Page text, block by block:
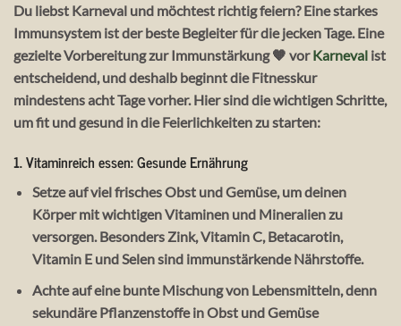
Du liebst Karneval und möchtest richtig feiern? Eine starkes
Immunsystem ist der beste Begleiter für die jecken Tage. Eine
gezielte Vorbereitung zur Immunstärkung 🧡 vorKarneval ist
entscheidend, und deshalb beginnt die Fitnesskur
mindestens acht Tage vorher. Hier sind die wichtigen Schritte,
um fit und gesund in die Feierlichkeiten zu starten:
1. Vitaminreich essen: Gesunde Ernährung
Setze auf viel frisches Obst und Gemüse, um deinen
Körper mit wichtigen Vitaminen und Mineralien zu
versorgen. Besonders Zink, Vitamin C, Betacarotin,
Vitamin E und Selen sind immunstärkende Nährstoffe.
Achte auf eine bunte Mischung von Lebensmitteln, denn
sekundäre Pflanzenstoffe in Obst und Gemüse